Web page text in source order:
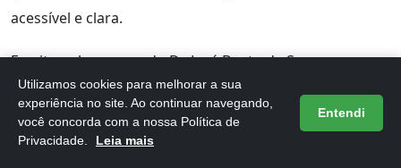
acessível e clara.
Escrito pelo renomado Dr. José Bento de Souza, um
ginecologista e obstetracom mais de 25 anos de
experiência, o livro oferece a segurança e a
credibilidade que toda gestante precisa. Suas
Utilizamos cookies para melhorar a sua
experiência no site. Ao continuar navegando,
você concorda com a nossa Política de
Privacidade.
Leia mais
Entendi